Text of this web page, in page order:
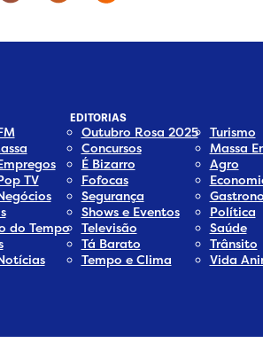
TV
do Tempo
EDITORIAS
Outubro Rosa 2025
Concursos
É Bizarro
Fofocas
Segurança
Shows e Eventos
Televisão
Tá Barato
Tempo e Clima
Turismo
Massa
Agro
Política
Saúde
Trânsito
Vida